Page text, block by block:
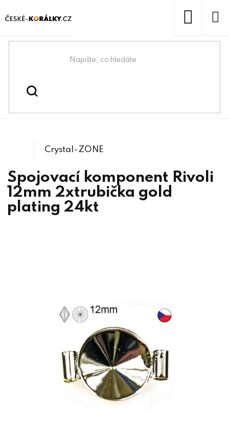
na
Domů
Swarovski® & lůžka
Crystals /
Spojovací komponent Rivoli
12mm 2xtrubička gold
plating 24kt
Crystal-ZONE